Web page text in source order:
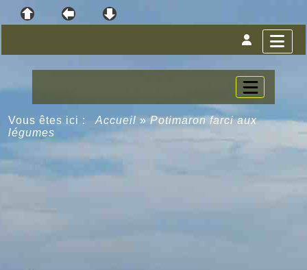
Vous êtes ici : Accueil »Potimaron farci aux
légumes